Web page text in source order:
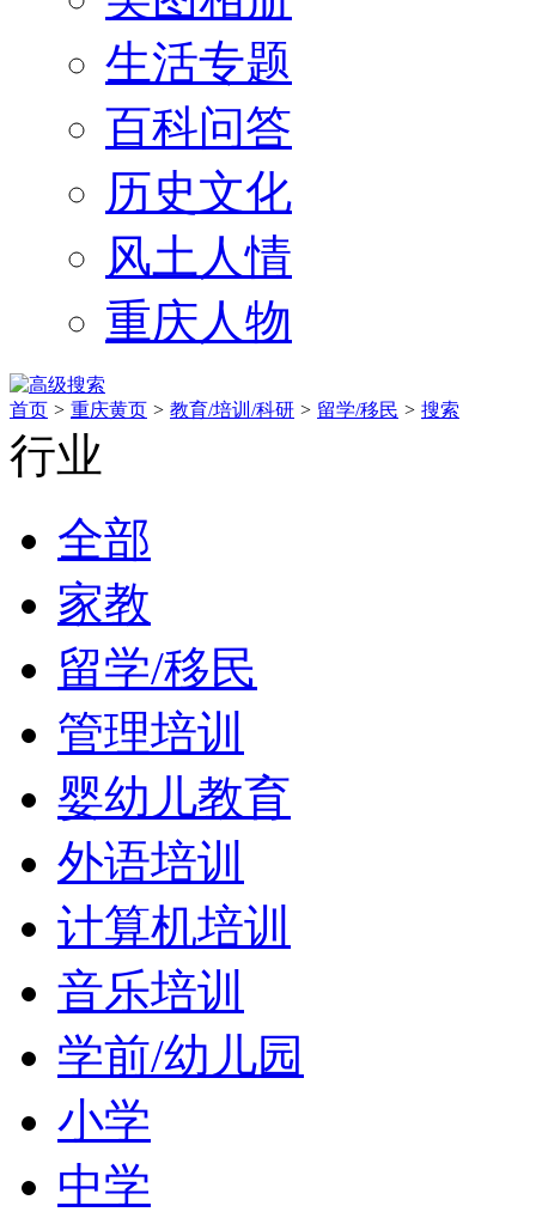
生活专题
百科问答
历史文化
风土人情
重庆人物
首页 > 重庆黄页 > 教育/培训/科研 > 留学/移民 > 搜索
行业
全部
家教
留学/移民
管理培训
婴幼儿教育
外语培训
计算机培训
音乐培训
学前/幼儿园
小学
中学